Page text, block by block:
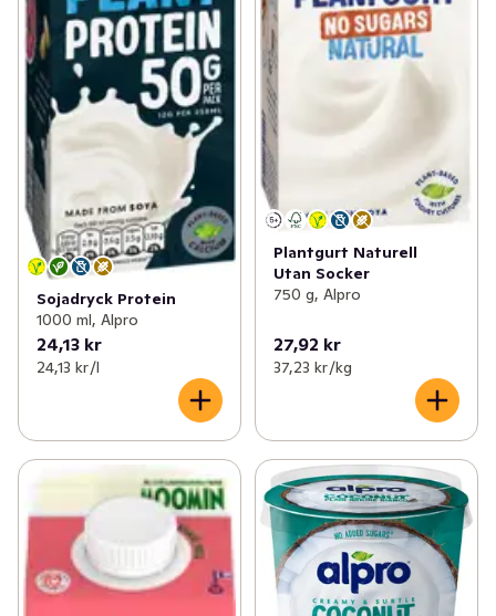
Sojadryck Protein
1000 ml, Alpro
24,13 kr
24,13 kr /l
Plantgurt Naturell
Utan Socker
750 g, Alpro
27,92 kr
37,23 kr /kg